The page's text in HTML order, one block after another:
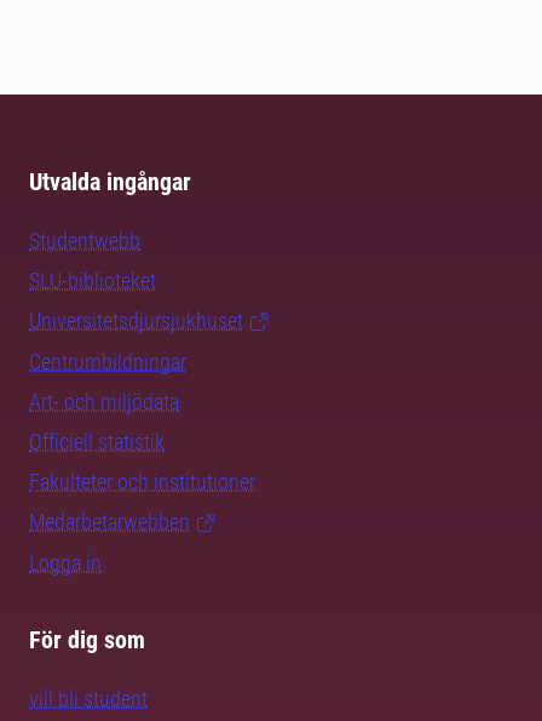
Utvalda ingångar
Studentwebb
SLU-biblioteket
Universitetsdjursjukhuset
Centrumbildningar
Art- och miljödata
Officiell statistik
Fakulteter och institutioner
Medarbetarwebben
Logga in
För dig som
vill bli student